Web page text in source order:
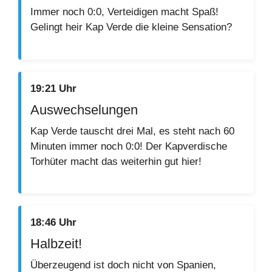
Immer noch 0:0, Verteidigen macht Spaß!
Gelingt heir Kap Verde die kleine Sensation?
19:21 Uhr
Auswechselungen
Kap Verde tauscht drei Mal, es steht nach 60
Minuten immer noch 0:0! Der Kapverdische
Torhüter macht das weiterhin gut hier!
18:46 Uhr
Halbzeit!
Überzeugend ist doch nicht von Spanien,